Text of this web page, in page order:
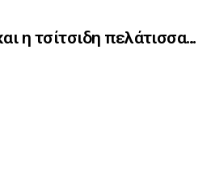
η τσίτσιδη πελάτισσα…